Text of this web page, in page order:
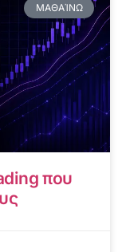
ΜΑΘΑΊΝΩ
που